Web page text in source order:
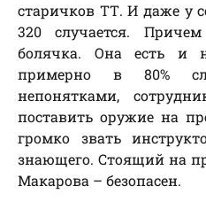
старичков ТТ. И даже у
320 случается.
болячка. Она есть
примерно в 80%
непонятками,
поставить оружие на
громко звать
знающего. Стоящий на
Макарова – безопасен.